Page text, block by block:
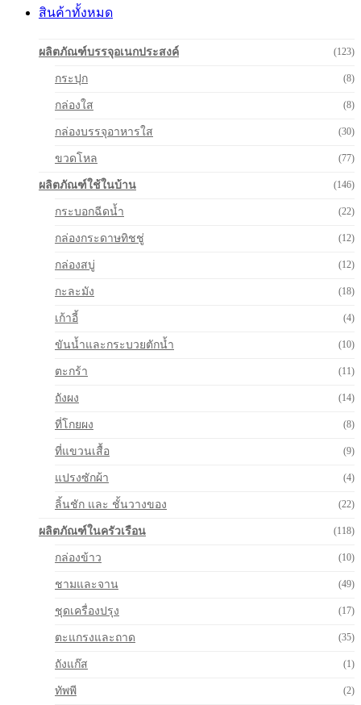
สินค้าทั้งหมด
ผลิตภัณฑ์บรรจุอเนกประสงค์ (123)
กระปุก (8)
กล่องใส (8)
กล่องบรรจุอาหารใส (30)
ขวดโหล (77)
ผลิตภัณฑ์ใช้ในบ้าน (146)
กระบอกฉีดน้ำ (22)
กล่องกระดาษทิชชู่ (12)
กล่องสบู่ (12)
กะละมัง (18)
เก้าอี้ (4)
ขันน้ำและกระบวยตักน้ำ (10)
ตะกร้า (11)
ถังผง (14)
ที่โกยผง (8)
ที่แขวนเสื้อ (9)
แปรงซักผ้า (4)
ลิ้นชัก และ ชั้นวางของ (22)
ผลิตภัณฑ์ในครัวเรือน (118)
กล่องข้าว (10)
ชามและจาน (49)
ชุดเครื่องปรุง (17)
ตะแกรงและถาด (35)
ถังแก๊ส (1)
ทัพพี (2)